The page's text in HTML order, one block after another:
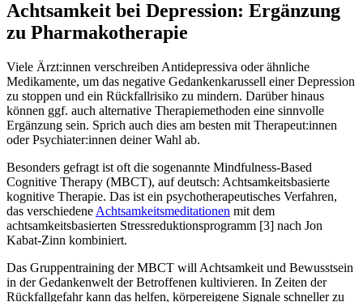
Achtsamkeit bei Depression: Ergänzung
zu Pharmakotherapie
Viele Ärzt:innen verschreiben Antidepressiva oder ähnliche
Medikamente, um das negative Gedankenkarussell einer Depression
zu stoppen und ein Rückfallrisiko zu mindern. Darüber hinaus
können ggf. auch alternative Therapiemethoden eine sinnvolle
Ergänzung sein. Sprich auch dies am besten mit Therapeut:innen
oder Psychiater:innen deiner Wahl ab.
Besonders gefragt ist oft die sogenannte Mindfulness-Based
Cognitive Therapy (MBCT), auf deutsch: Achtsamkeitsbasierte
kognitive Therapie. Das ist ein psychotherapeutisches Verfahren,
das verschiedene Achtsamkeitsmeditationen mit dem
achtsamkeitsbasierten Stressreduktionsprogramm [3] nach Jon
Kabat-Zinn kombiniert.
Das Gruppentraining der MBCT will Achtsamkeit und Bewusstsein
in der Gedankenwelt der Betroffenen kultivieren. In Zeiten der
Rückfallgefahr kann das helfen, körpereigene Signale schneller zu